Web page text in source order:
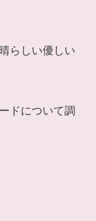
らしい優しい
ドについて調